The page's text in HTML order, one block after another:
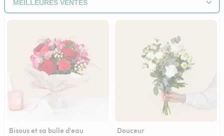
Bisous et sa bulle d'eau Douceur